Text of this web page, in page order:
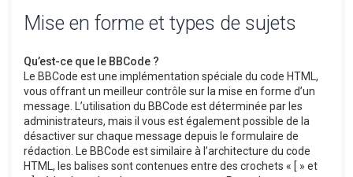
Mise en forme et types de sujets
Qu’est-ce que le BBCode ?
Le BBCode est une implémentation spéciale du code HTML,
vous offrant un meilleur contrôle sur la mise en forme d’un
message. L’utilisation du BBCode est déterminée par les
administrateurs, mais il vous est également possible de la
désactiver sur chaque message depuis le formulaire de
rédaction. Le BBCode est similaire à l’architecture du code
HTML, les balises sont contenues entre des crochets « [ » et